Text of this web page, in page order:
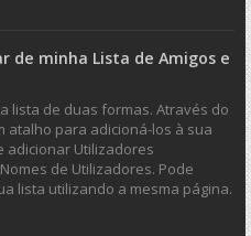
de minha Lista de Amigos e
lista de duas formas. Através do
atalho para adicioná-los à sua
adicionar Utilizadores
de Utilizadores. Pode
lista utilizando a mesma página.